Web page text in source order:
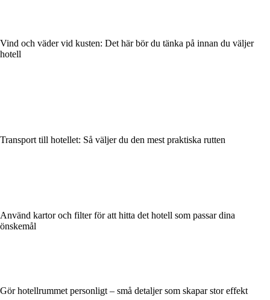
Vind och väder vid kusten: Det här bör du tänka på innan du väljer
hotell
Transport till hotellet: Så väljer du den mest praktiska rutten
Använd kartor och filter för att hitta det hotell som passar dina
önskemål
Gör hotellrummet personligt – små detaljer som skapar stor effekt